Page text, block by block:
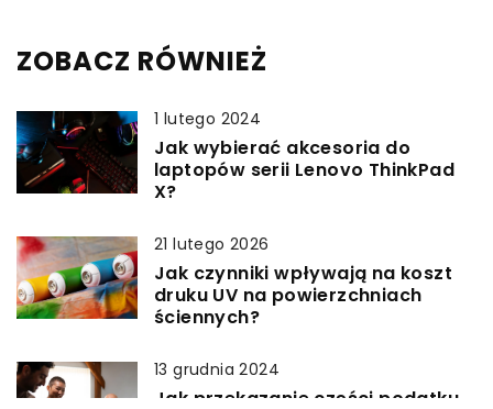
ZOBACZ RÓWNIEŻ
1 lutego 2024
Jak wybierać akcesoria do
laptopów serii Lenovo ThinkPad
X?
21 lutego 2026
Jak czynniki wpływają na koszt
druku UV na powierzchniach
ściennych?
13 grudnia 2024
Jak przekazanie części podatku